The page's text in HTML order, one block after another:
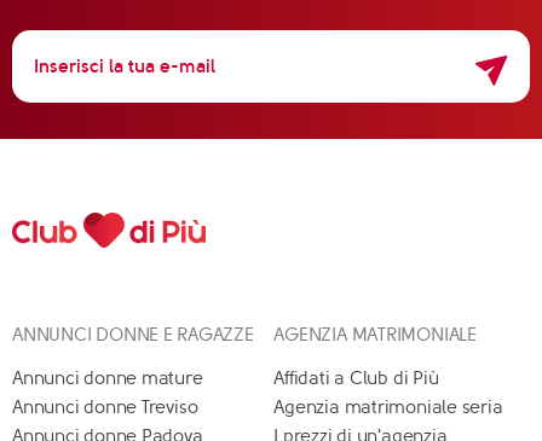
ANNUNCI DONNE E RAGAZZE
Annunci donne mature
Annunci donne Treviso
Annunci donne Padova
AGENZIA MATRIMONIALE
Affidati a Club di Più
Agenzia matrimoniale seria
I prezzi di un'agenzia